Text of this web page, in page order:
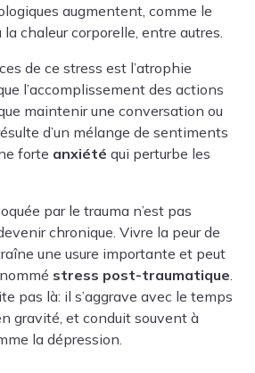
augmentent, comme le
chaleur corporelle, entre autres.
de ce stress est l’atrophie
l’accomplissement des actions
maintenir une conversation ou
d’un mélange de sentiments
forte anxiété qui perturbe les
par le trauma n’est pas
chronique. Vivre la peur de
une usure importante et peut
stress post-traumatique
pas là: il s’aggrave avec le temps
gravité, et conduit souvent à
la dépression.